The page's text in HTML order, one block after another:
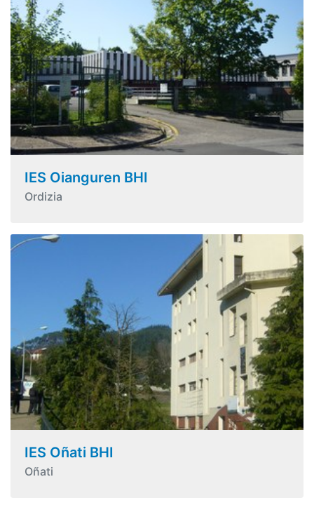
IES Oianguren BHI
Ordizia
IES Oñati BHI
Oñati